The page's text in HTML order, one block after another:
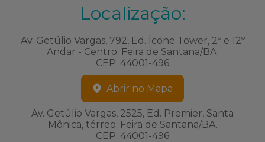
Localização:
Av. Getúlio Vargas, 792, Ed. Ícone Tower, 2º e 12º
Andar - Centro. Feira de Santana/BA.
CEP: 44001-496
Abrir no Mapa
Av. Getúlio Vargas, 2525, Ed. Premier, Santa
Mônica, térreo. Feira de Santana/BA.
CEP: 44001-496